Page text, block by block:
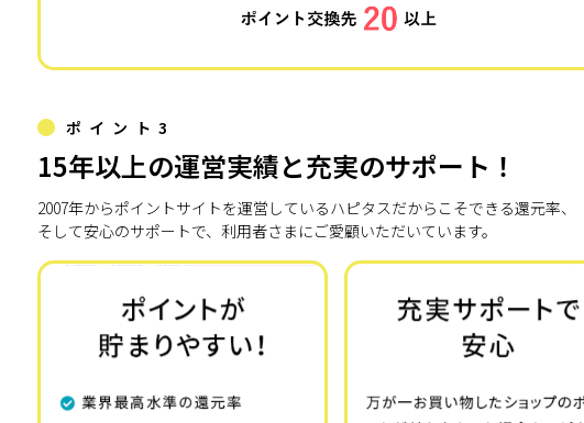
ポイント3
15年以上の運営実績と充実のサポート！
2007年からポイントサイトを運営しているハピタスだからこそできる還元率、
そして安心のサポートで、利用者さまにご愛顧いただいています。